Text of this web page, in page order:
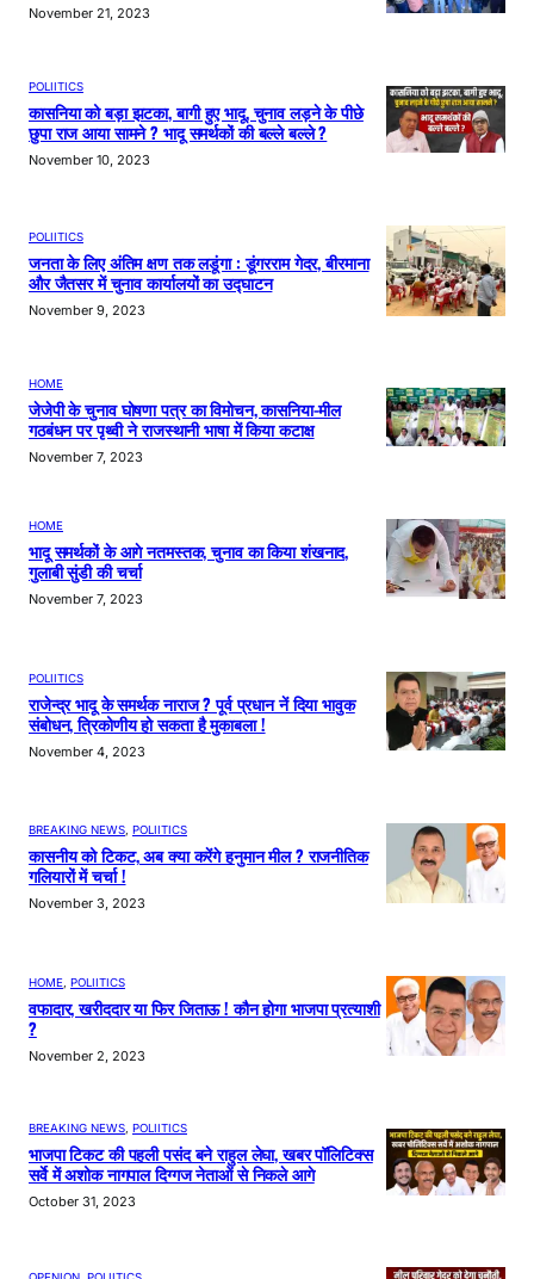
November 21, 2023
POLIITICS
कासनिया को बड़ा झटका, बागी हुए भादू, चुनाव लड़ने के पीछे
छुपा राज आया सामने ? भादू समर्थकों की बल्ले बल्ले ?
November 10, 2023
POLIITICS
जनता के लिए अंतिम क्षण तक लडूंगा : डूंगरराम गेदर, बीरमाना
और जैतसर में चुनाव कार्यालयों का उद्घाटन
November 9, 2023
HOME
जेजेपी के चुनाव घोषणा पत्र का विमोचन, कासनिया-मील
गठबंधन पर पृथ्वी ने राजस्थानी भाषा में किया कटाक्ष
November 7, 2023
HOME
भादू समर्थकों के आगे नतमस्तक, चुनाव का किया शंखनाद,
गुलाबी सुंडी की चर्चा
November 7, 2023
POLIITICS
राजेन्द्र भादू के समर्थक नाराज ? पूर्व प्रधान नें दिया भावुक
संबोधन, त्रिकोणीय हो सकता है मुकाबला !
November 4, 2023
BREAKING NEWS POLIITICS
कासनीय को टिकट, अब क्या करेंगे हनुमान मील ? राजनीतिक
गलियारों में चर्चा !
November 3, 2023
HOME POLIITICS
वफादार, खरीददार या फिर जिताऊ ! कौन होगा भाजपा प्रत्याशी
?
November 2, 2023
BREAKING NEWS POLIITICS
भाजपा टिकट की पहली पसंद बने राहुल लेघा, खबर पॉलिटिक्स
सर्वे में अशोक नागपाल दिग्गज नेताओं से निकले आगे
October 31, 2023